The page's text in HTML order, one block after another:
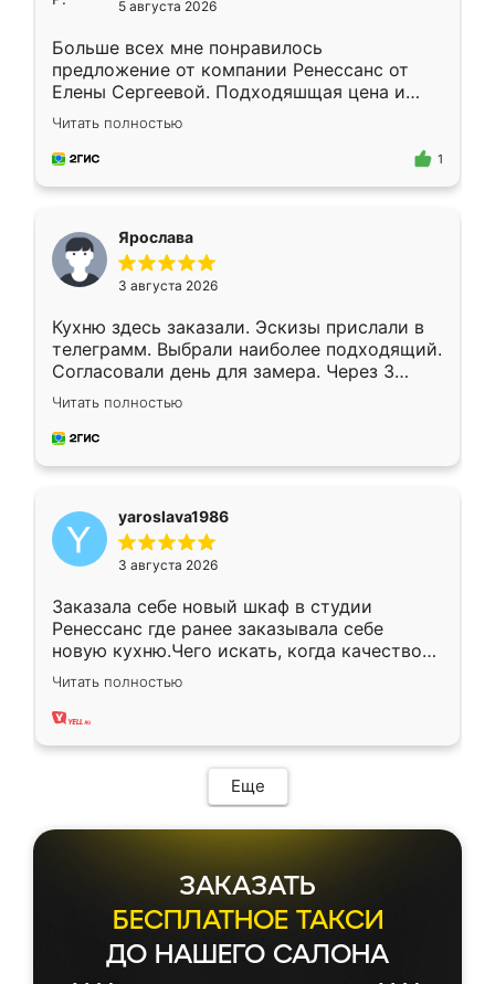
5 августа 2026
Больше всех мне понравилось
предложение от компании Ренессанс от
Елены Сергеевой. Подходяшщая цена и
короткие сроки изготовления. Приехавший
для замера сотрудник Владислав
предложил по моему эскизу самый
Читать полностью
1
Ярослава
3 августа 2026
Кухню здесь заказали. Эскизы прислали в
телеграмм. Выбрали наиболее подходящий.
Согласовали день для замера. Через 3
недели кухня была уже готова. Остались
довольны работой. Спасибо Ренессанс
мебель за качественную работу!
Читать полностью
yaroslava1986
3 августа 2026
Заказала себе новый шкаф в студии
Ренессанс где ранее заказывала себе
новую кухню.Чего искать, когда качеством
вполне довольна. Служит кухня уже почти
два года, нареканий нет.
Читать полностью
Еще
ЗАКАЗАТЬ
БЕСПЛАТНОЕ ТАКСИ
ДО НАШЕГО САЛОНА